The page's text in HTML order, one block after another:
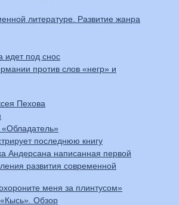
литературе. Развитие жанра
идет под снос
против слов «негр» и
Пехова
последнюю книгу
Андерсана написанная первой
развития современной
меня за плинтусом»
Обзор